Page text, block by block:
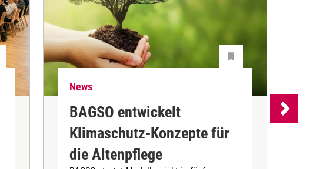
News
BAGSO entwickelt
Klimaschutz-Konzepte für
die Altenpflege